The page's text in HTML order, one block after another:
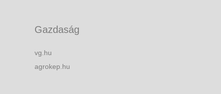
Gazdaság
vg.hu
agrokep.hu